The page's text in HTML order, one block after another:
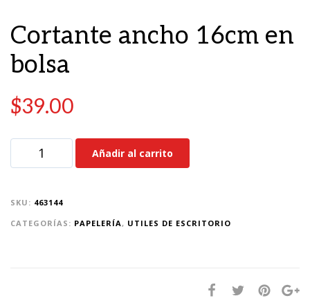
Cortante ancho 16cm en
bolsa
$39.00
Añadir al carrito
SKU: 463144
CATEGORÍAS: PAPELERÍA, UTILES DE ESCRITORIO